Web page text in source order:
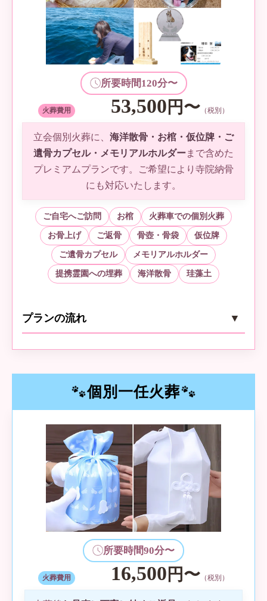
もと、静かにお見送り。
お骨上げ（立会）
ご家族でご収骨。骨壺・骨袋に丁寧に
お納めします。
4
ご返骨
ご自宅へご返骨。
所要時間120分〜
火葬費用 53,500 円〜 （税別）
立会個別火葬に、 海洋散骨・お棺・仮位牌・ご
遺骨カプセル・メモリアルホルダーまで含めた
プレミアムプランです。ご希望により寺院納骨
にも対応いたします。
ご自宅へご訪問 お棺 火葬車での個別火葬
お骨上げ ご返骨 骨壺・骨袋 仮位牌
ご遺骨カプセル メモリアルホルダー
提携霊園への埋葬 海洋散骨 珪藻土
プランの流れ
1
専任スタッフがご訪問・お預かり。お
棺と仮位牌をご用意します。
個別火葬（立会）
火葬車にて個別で火葬。ご家族立会の
もと、静かにお見送り。
お骨上げ（立会）
ご家族でご収骨。骨壺・骨袋に丁寧に
お納めします。
個別一任火葬
所要時間90分〜
火葬費用 16,500 円〜 （税別）